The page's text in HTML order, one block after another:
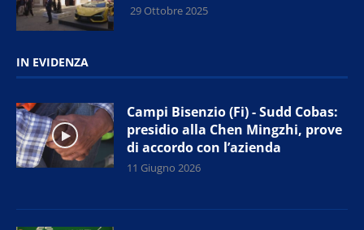
29 Ottobre 2025
IN EVIDENZA
Campi Bisenzio (Fi) - Sudd Cobas:
presidio alla Chen Mingzhi, prove
di accordo con l’azienda
11 Giugno 2026